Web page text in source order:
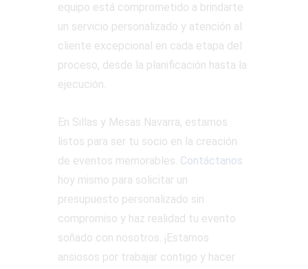
equipo está comprometido a brindarte
un servicio personalizado y atención al
cliente excepcional en cada etapa del
proceso, desde la planificación hasta la
ejecución.
En Sillas y Mesas Navarra, estamos
listos para ser tu socio en la creación
de eventos memorables. Contáctanos
hoy mismo para solicitar un
presupuesto personalizado sin
compromiso y haz realidad tu evento
soñado con nosotros. ¡Estamos
ansiosos por trabajar contigo y hacer